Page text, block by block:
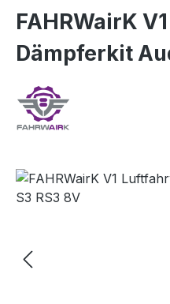
FAHRWairK
Dämpferkit
Bildergalerie